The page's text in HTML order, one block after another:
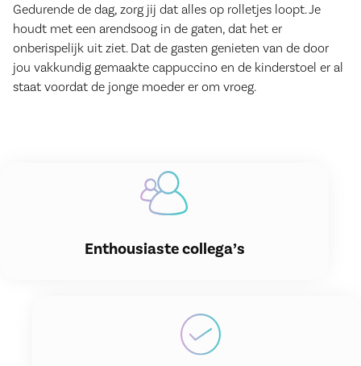
Gedurende de dag, zorg jij dat alles op rolletjes loopt. Je
houdt met een arendsoog in de gaten, dat het er
onberispelijk uit ziet. Dat de gasten genieten van de door
jou vakkundig gemaakte cappuccino en de kinderstoel er al
staat voordat de jonge moeder er om vroeg.
Enthousiaste collega’s